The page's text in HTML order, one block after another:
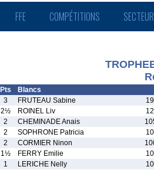
FFE COMPÉTITIONS
Pts
Blancs
3 FRUTEAU Sabine
2½ ROINEL Liv
2 CHEMINADE Anais
2 SOPHRONE Patricia
2 CORMIER Ninon
1½ FERRY Emilie
1 LERICHE Nelly